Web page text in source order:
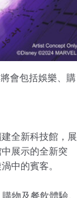
會包括娛樂、購
全新科技館，展
展示的全新突
中的賓客。
物及餐飲體驗。